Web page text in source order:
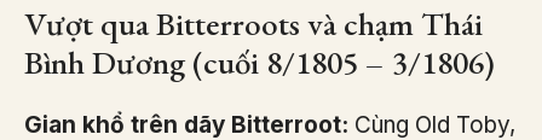
Vượt qua Bitterroots và chạm Thái
Bình Dương (cuối 8/1805 – 3/1806)
Gian khổ trên dãy Bitterroot: Cùng Old Toby,